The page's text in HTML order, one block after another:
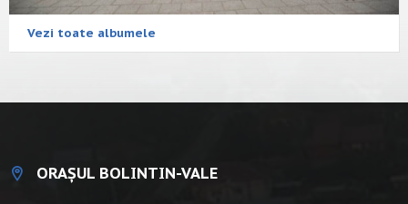
Vezi toate albumele
ORAȘUL BOLINTIN-VALE